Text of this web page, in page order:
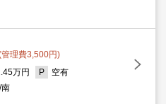
南
管理費3,500円)
万円
空有